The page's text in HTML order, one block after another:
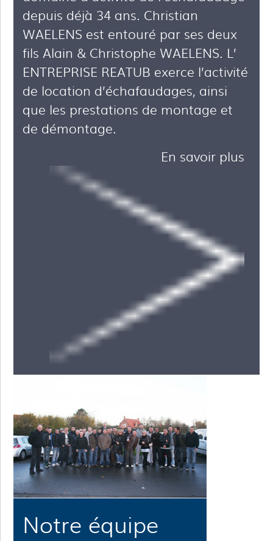
depuis déjà 34 ans. Christian
WAELENS est entouré par ses deux
fils Alain & Christophe WAELENS. L’
ENTREPRISE REATUB exerce l’activité
de location d’échafaudages, ainsi
que les prestations de montage et
de démontage.
En savoir plus
Notre équipe